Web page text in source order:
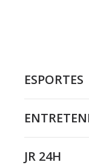
ESPORTES
JR 24H